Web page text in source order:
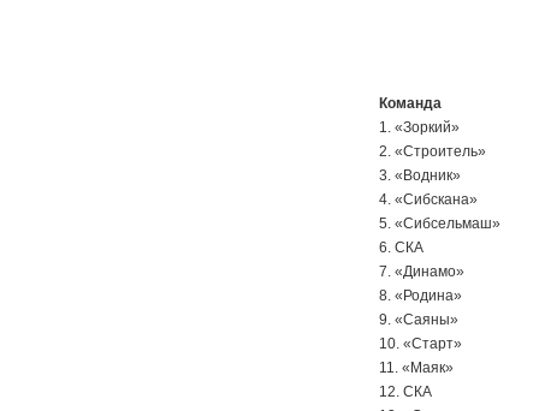
Команда
1. «Зоркий»
2. «Строитель»
3. «Водник»
4. «Сибскана»
5. «Сибсельмаш»
6. СКА
7. «Динамо»
8. «Родина»
9. «Саяны»
10. «Старт»
11. «Маяк»
12. СКА